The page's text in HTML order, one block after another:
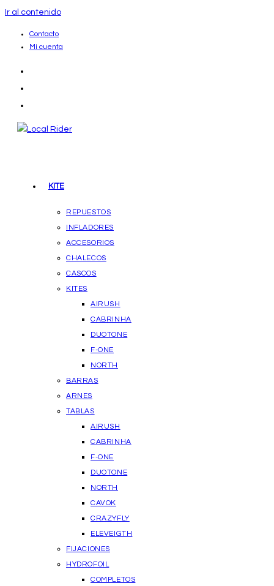
Ir al contenido
Contacto
Mi cuenta
KITE
REPUESTOS
INFLADORES
ACCESORIOS
CHALECOS
CASCOS
KITES
AIRUSH
CABRINHA
DUOTONE
F-ONE
NORTH
BARRAS
ARNES
TABLAS
AIRUSH
CABRINHA
F-ONE
DUOTONE
NORTH
CAVOK
CRAZYFLY
ELEVEIGTH
FIJACIONES
HYDROFOIL
COMPLETOS